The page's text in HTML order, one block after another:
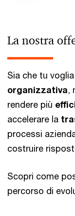
La nostra
Sia che tu
organizzativa,
rendere più
accelerare la
processi
costruire
Scopri come
percorso di